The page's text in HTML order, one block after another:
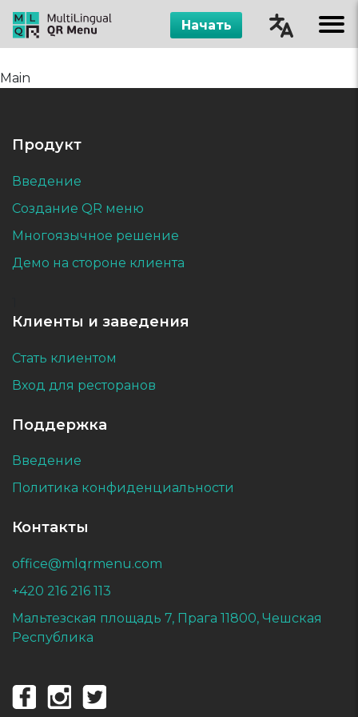
Начать
Main
Продукт
Введение
Создание QR меню
Многоязычное решение
Демо на стороне клиента
Клиенты и заведения
Стать клиентом
Вход для ресторанов
Поддержка
Введение
Политика конфиденциальности
Контакты
office@mlqrmenu.com
+420 216 216 113
Мальтезская площадь 7, Прага 11800, Чешская
Республика